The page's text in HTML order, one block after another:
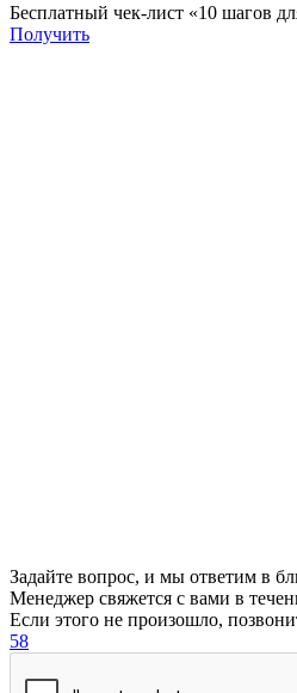
Бесплатный чек-лист «10 шагов
Получить
Задайте вопрос, и мы ответим в
Менеджер свяжется с вами в
Если этого не произошло,
58